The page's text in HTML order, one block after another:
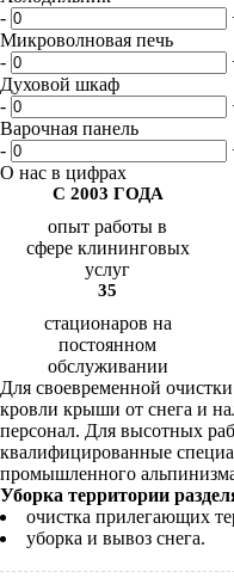
-
Микроволновая печь
-
Духовой шкаф
-
Варочная панель
-
О нас в цифрах
С 2003 ГОДА
опыт работы в
сфере клининговых
услуг
35
стационаров на
постоянном
обслуживании
Для своевременной
кровли крыши от снега и
персонал. Для высотных
квалифицированные
промышленного
Уборка территории
очистка прилегающих
уборка и вывоз снега.